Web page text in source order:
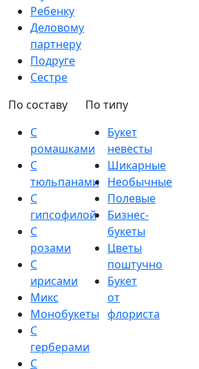
Ребенку
Деловому
партнеру
Подруге
Сестре
По составу
С
ромашками
С
тюльпанами
С
гипсофилой
С
розами
С
ирисами
Микс
Монобукеты
С
герберами
С
По типу
Букет
невесты
Шикарные
Необычные
Полевые
Бизнес-
букеты
Цветы
поштучно
Букет
от
флориста